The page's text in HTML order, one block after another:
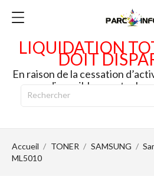
LIQUIDATION
DOIT
En raison de la cessation
disponibles en stock
Accueil TONER SAMSUNG
ML5010